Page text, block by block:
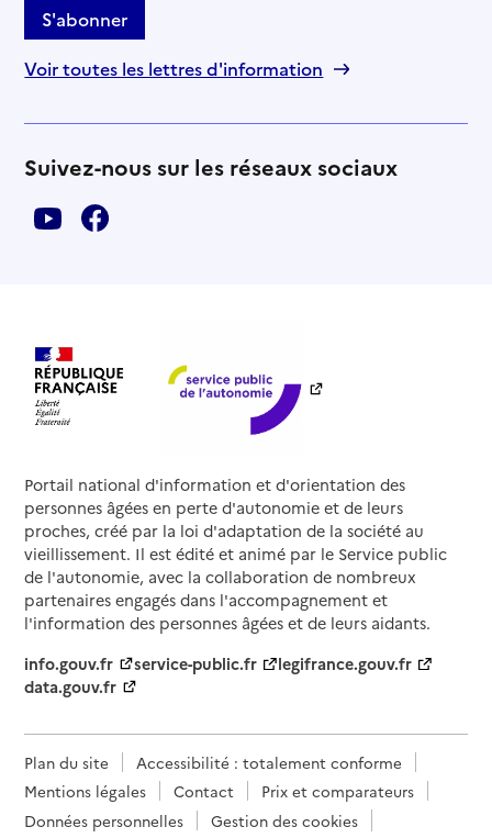
S'abonner
Voir toutes les lettres d'information
Suivez-nous sur les réseaux sociaux
Portail national d'information et d'orientation des
personnes âgées en perte d'autonomie et de leurs
proches, créé par la loi d'adaptation de la société au
vieillissement. Il est édité et animé par le Service public
de l'autonomie, avec la collaboration de nombreux
partenaires engagés dans l'accompagnement et
l'information des personnes âgées et de leurs aidants.
info.gouv.fr
service-public.fr
legifrance.gouv.fr
data.gouv.fr
Plan du site
Accessibilité : totalement conforme
Mentions légales
Contact
Prix et comparateurs
Données personnelles
Gestion des cookies